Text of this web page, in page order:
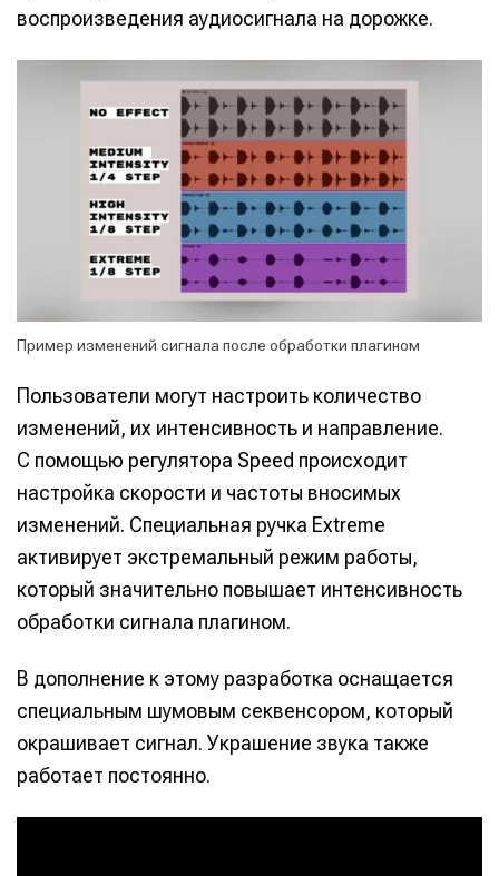
воспроизведения аудиосигнала на дорожке.
Пример изменений сигнала после обработки плагином
Пользователи могут настроить количество
изменений, их интенсивность и направление.
С помощью регулятора Speed происходит
настройка скорости и частоты вносимых
изменений. Специальная ручка Extreme
активирует экстремальный режим работы,
который значительно повышает интенсивность
обработки сигнала плагином.
В дополнение к этому разработка оснащается
специальным шумовым секвенсором, который
окрашивает сигнал. Украшение звука также
работает постоянно.